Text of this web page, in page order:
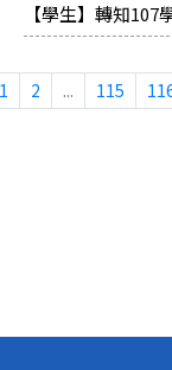
【學生】轉知
1 2 ... 115